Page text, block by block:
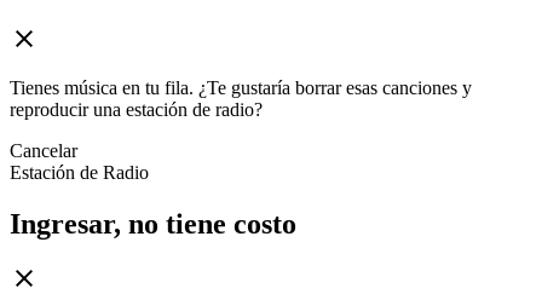
Tienes música en tu fila. ¿Te gustaría borrar esas canciones y
reproducir una estación de radio?
Cancelar
Estación de Radio
Ingresar, no tiene costo